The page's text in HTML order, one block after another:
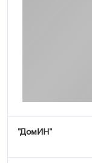
"ДомИН"